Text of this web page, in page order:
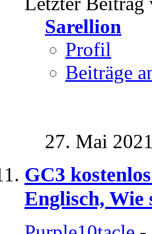
Sarellion
Profil
Beiträge
27. Mai
GC3
Englisch, Wie